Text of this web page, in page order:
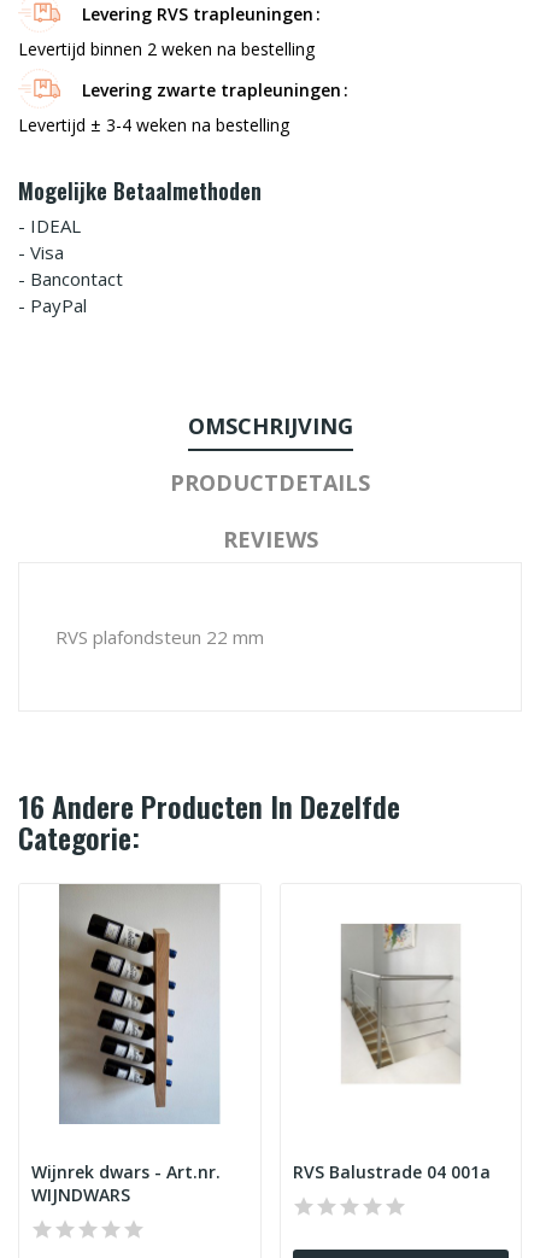
Levering RVS trapleuningen
Levertijd binnen 2 weken na bestelling
Levering zwarte trapleuningen
Levertijd ± 3-4 weken na bestelling
Mogelijke Betaalmethoden
- IDEAL
- Visa
- Bancontact
- PayPal
OMSCHRIJVING
PRODUCTDETAILS
REVIEWS
RVS plafondsteun 22 mm
16 Andere Producten In Dezelfde
Categorie:
Wijnrek dwars - Art.nr.
WIJNDWARS
RVS Balustrade 04 001a